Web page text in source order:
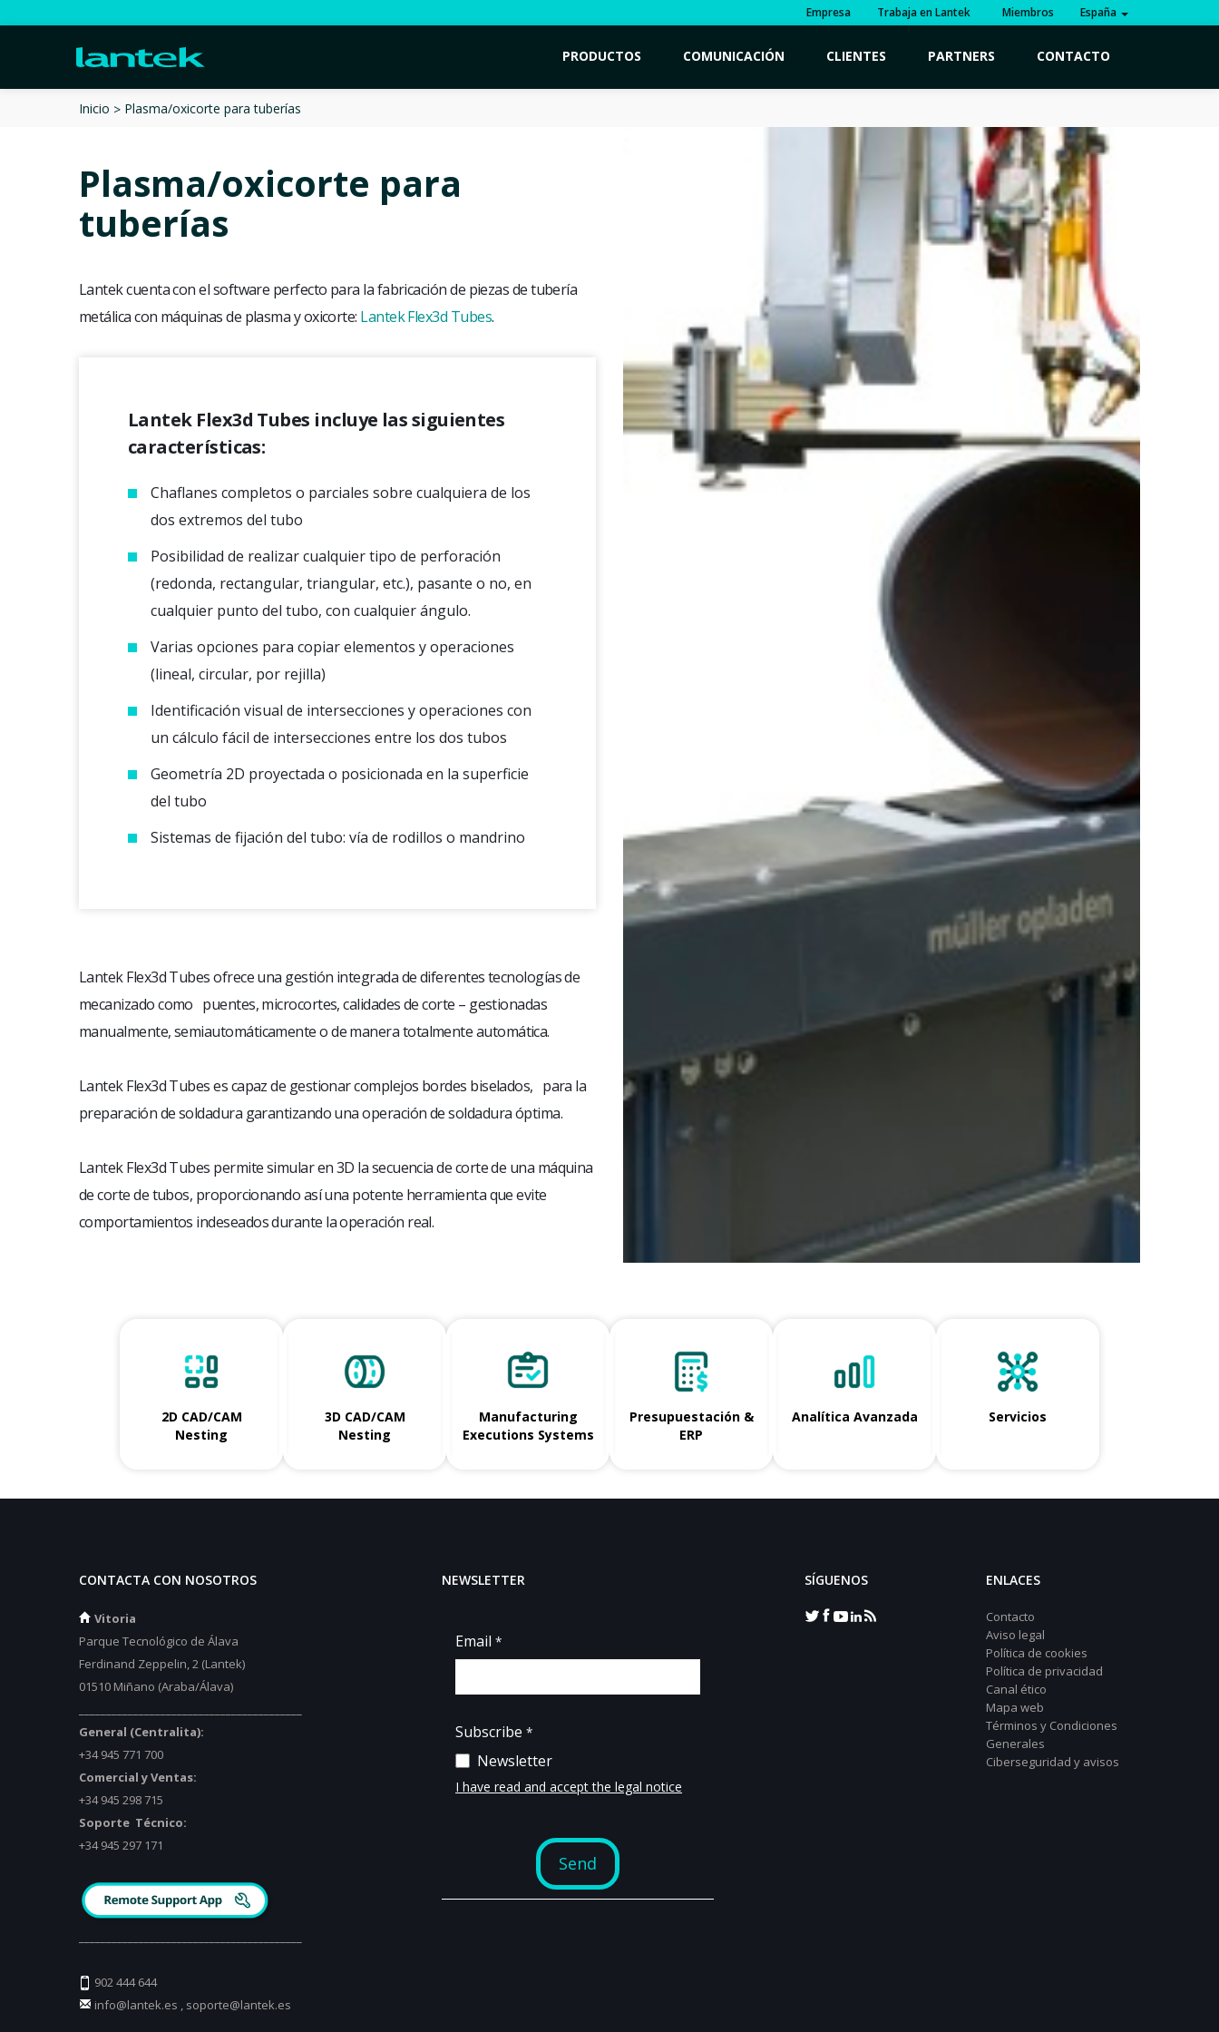
Empresa Trabaja en Lantek Miembros España
PRODUCTOS COMUNICACIÓN CLIENTES PARTNERS CONTACTO
Inicio Plasma/oxicorte para tuberías
Plasma/oxicorte para
tuberías
Lantek cuenta con el software perfecto para la fabricación de piezas de tubería
metálica con máquinas de plasma y oxicorte: Lantek Flex3d Tubes.
Lantek Flex3d Tubes incluye las siguientes
características:
Chaflanes completos o parciales sobre cualquiera de los
dos extremos del tubo
Posibilidad de realizar cualquier tipo de perforación
(redonda, rectangular, triangular, etc.), pasante o no, en
cualquier punto del tubo, con cualquier ángulo.
Varias opciones para copiar elementos y operaciones
(lineal, circular, por rejilla)
Identificación visual de intersecciones y operaciones con
un cálculo fácil de intersecciones entre los dos tubos
Geometría 2D proyectada o posicionada en la superficie
del tubo
Sistemas de fijación del tubo: vía de rodillos o mandrino
Lantek Flex3d Tubes ofrece una gestión integrada de diferentes tecnologías de
mecanizado como puentes, microcortes, calidades de corte – gestionadas
manualmente, semiautomáticamente o de manera totalmente automática.
Lantek Flex3d Tubes es capaz de gestionar complejos bordes biselados, para la
preparación de soldadura garantizando una operación de soldadura óptima.
Lantek Flex3d Tubes permite simular en 3D la secuencia de corte de una máquina
de corte de tubos, proporcionando así una potente herramienta que evite
comportamientos indeseados durante la operación real.
2D CAD/CAM
Nesting
3D CAD/CAM
Nesting
Manufacturing
Executions Systems
Presupuestación &
ERP
Analítica Avanzada Servicios
CONTACTA CON NOSOTROS
Vitoria
Parque Tecnológico de Álava
Ferdinand Zeppelin, 2 (Lantek)
01510 Miñano (Araba/Álava)
General (Centralita):
+34 945 771 700
Comercial y Ventas:
+34 945 298 715
Soporte Técnico:
+34 945 297 171
902 444 644
info@lantek.es , soporte@lantek.es
NEWSLETTER SÍGUENOS ENLACES
Contacto
Aviso legal
Política de cookies
Política de privacidad
Canal ético
Mapa web
Términos y Condiciones
Generales
Ciberseguridad y avisos